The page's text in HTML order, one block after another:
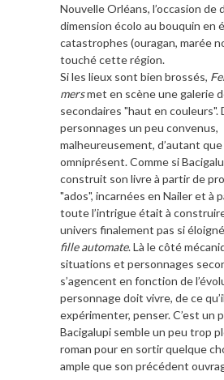
Nouvelle Orléans, l’occasion de
dimension écolo au bouquin en
catastrophes (ouragan, marée
touché cette région.
Si les lieux sont bien brossés,
mersmet en scène une galerie
secondaires "haut en couleurs".
personnages un peu convenus,
malheureusement, d’autant
omniprésent. Comme si
construit son livre à partir de
"ados", incarnées en Nailer et à
toute l’intrigue était à
univers finalement pas si
fille automate. Là le côté
situations et personnages
s’agencent en fonction de
personnage doit vivre, de ce
expérimenter, penser. C’est un
Bacigalupi semble un peu trop
roman pour en sortir quelque
ample que son précédent